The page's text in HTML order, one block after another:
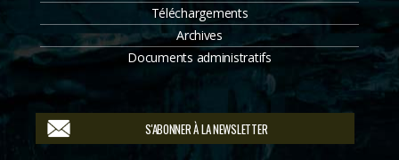
Téléchargements
Archives
Documents administratifs
S'ABONNER À LA NEWSLETTER